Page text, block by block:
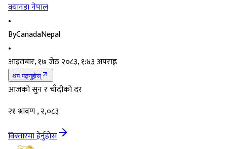
क्यानडा नेपाल
•
ByCanadaNepal
•
आइतबार, १७ जेठ २०८३, १:४३ अपराह्न
थप पढ्नुहोस्
आजको सुन र चाँदीको दर
२१ श्रावण , २,०८३
विस्तारमा हेर्नुहोस